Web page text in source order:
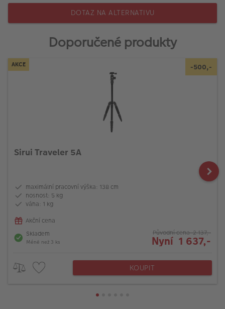
DOTAZ NA ALTERNATIVU
Doporučené produkty
AKCE -500,-
Sirui Traveler 5A
maximální pracovní výška: 138 cm
nosnost: 5 kg
váha: 1 kg
Akční cena
Skladem
Méně než 3 ks
Původní cena 2 137,-
Nyní 1 637,-
KOUPIT